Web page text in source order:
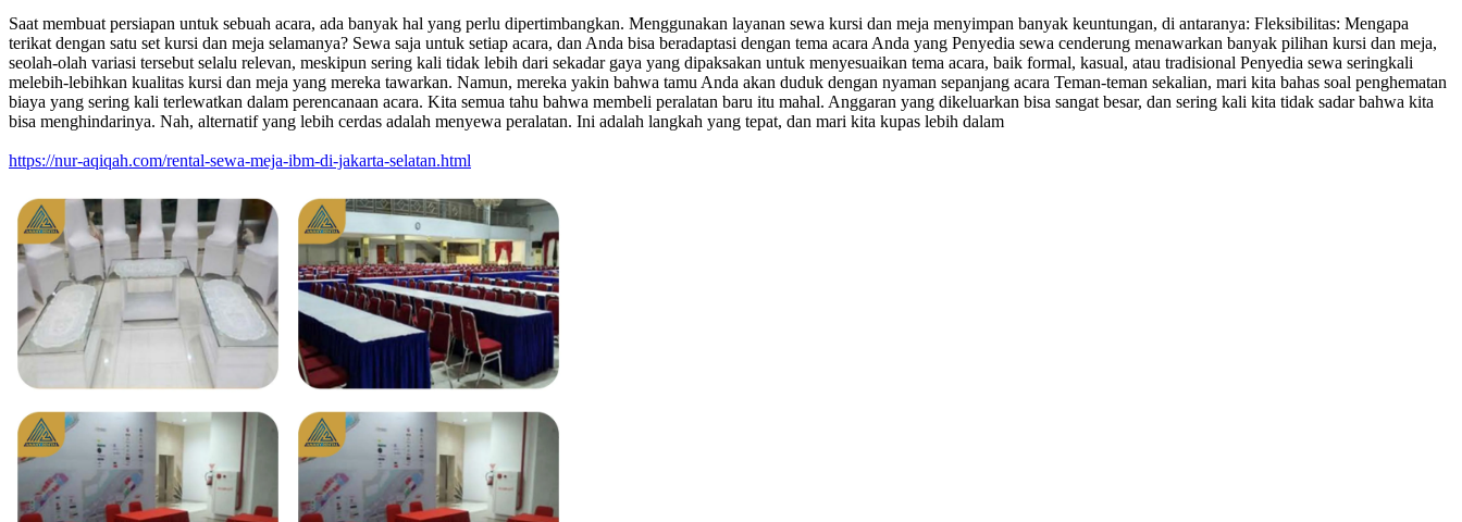
Saat membuat persiapan untuk sebuah acara, ada banyak hal yang perlu dipertimbangkan. Menggunakan layanan sewa kursi dan meja menyimpan banyak keuntungan, di antaranya: Fleksibilitas: Mengapa
terikat dengan satu set kursi dan meja selamanya? Sewa saja untuk setiap acara, dan Anda bisa beradaptasi dengan tema acara Anda yang Penyedia sewa cenderung menawarkan banyak pilihan kursi dan meja,
seolah-olah variasi tersebut selalu relevan, meskipun sering kali tidak lebih dari sekadar gaya yang dipaksakan untuk menyesuaikan tema acara, baik formal, kasual, atau tradisional Penyedia sewa seringkali
melebih-lebihkan kualitas kursi dan meja yang mereka tawarkan. Namun, mereka yakin bahwa tamu Anda akan duduk dengan nyaman sepanjang acara Teman-teman sekalian, mari kita bahas soal penghematan
biaya yang sering kali terlewatkan dalam perencanaan acara. Kita semua tahu bahwa membeli peralatan baru itu mahal. Anggaran yang dikeluarkan bisa sangat besar, dan sering kali kita tidak sadar bahwa kita
bisa menghindarinya. Nah, alternatif yang lebih cerdas adalah menyewa peralatan. Ini adalah langkah yang tepat, dan mari kita kupas lebih dalam
https://nur-aqiqah.com/rental-sewa-meja-ibm-di-jakarta-selatan.html